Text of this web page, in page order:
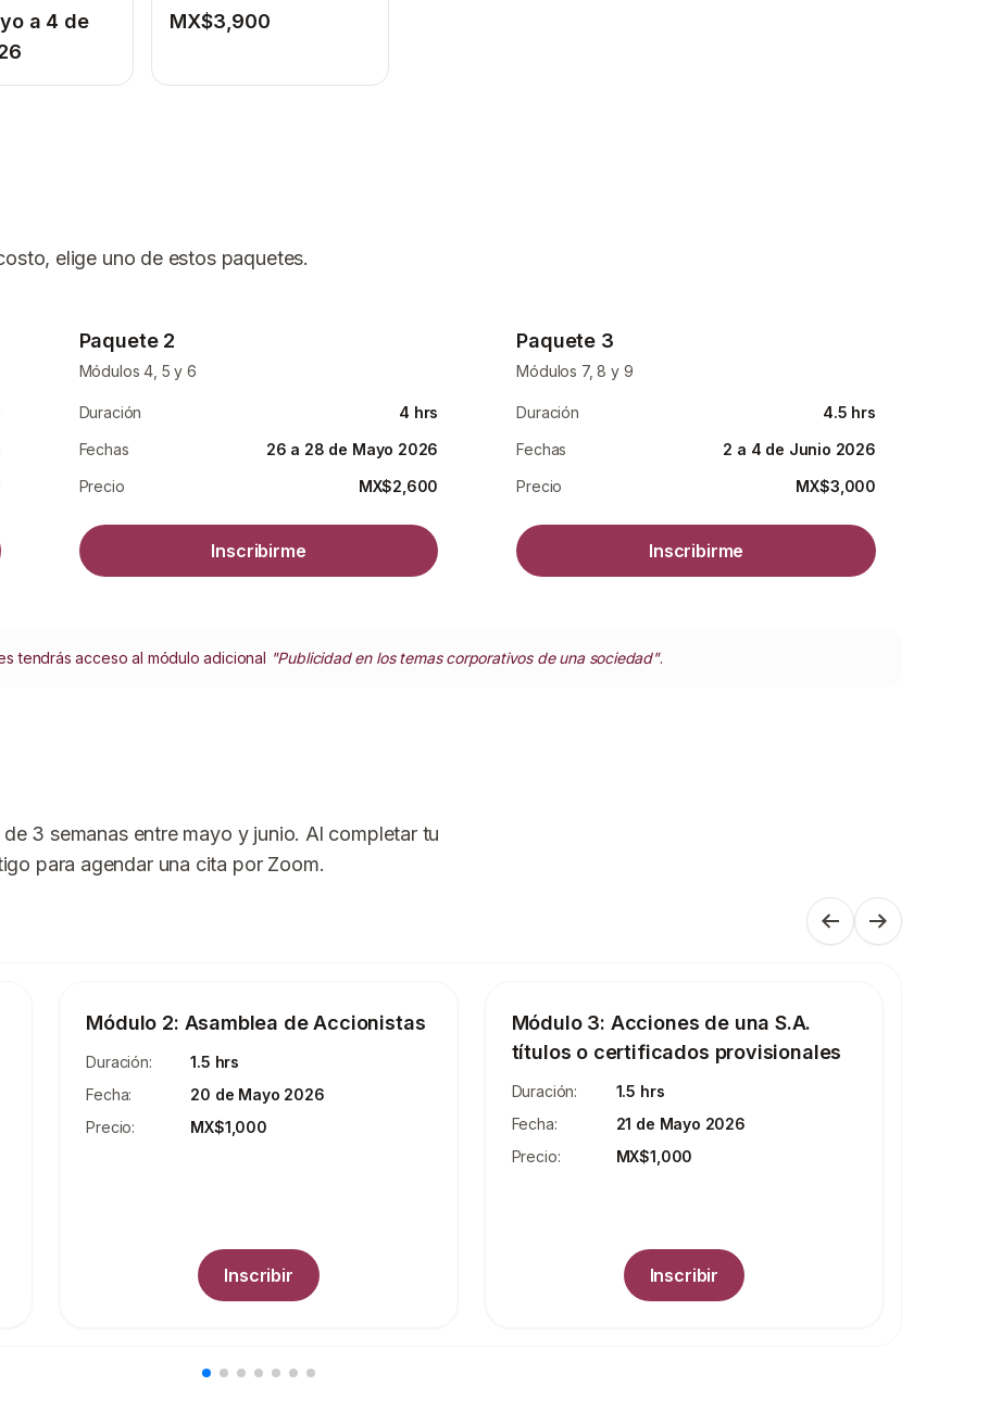
a 4 de
MX$3,900
elige uno de estos paquetes.
Paquete 2
Módulos 4, 5 y 6
Duración
4 hrs
Fechas
26 a 28 de Mayo 2026
Precio
MX$2,600
Inscribirme
Paquete 3
Módulos 7, 8 y 9
Duración
4.5 hrs
Fechas
2 a 4 de Junio 2026
Precio
MX$3,000
Inscribirme
tendrás acceso al módulo adicional "Publicidad en los temas corporativos de una sociedad".
3 semanas entre mayo y junio. Al completar tu
para agendar una cita por Zoom.
AnteriorSiguiente
Módulo 2: Asamblea de Accionistas
Duración:
1.5 hrs
Fecha:
20 de Mayo 2026
Precio:
MX$1,000
Inscribir
Módulo 3: Acciones de una S.A.
títulos o certificados provisionales
Duración:
1.5 hrs
Fecha:
21 de Mayo 2026
Precio:
MX$1,000
Inscribir